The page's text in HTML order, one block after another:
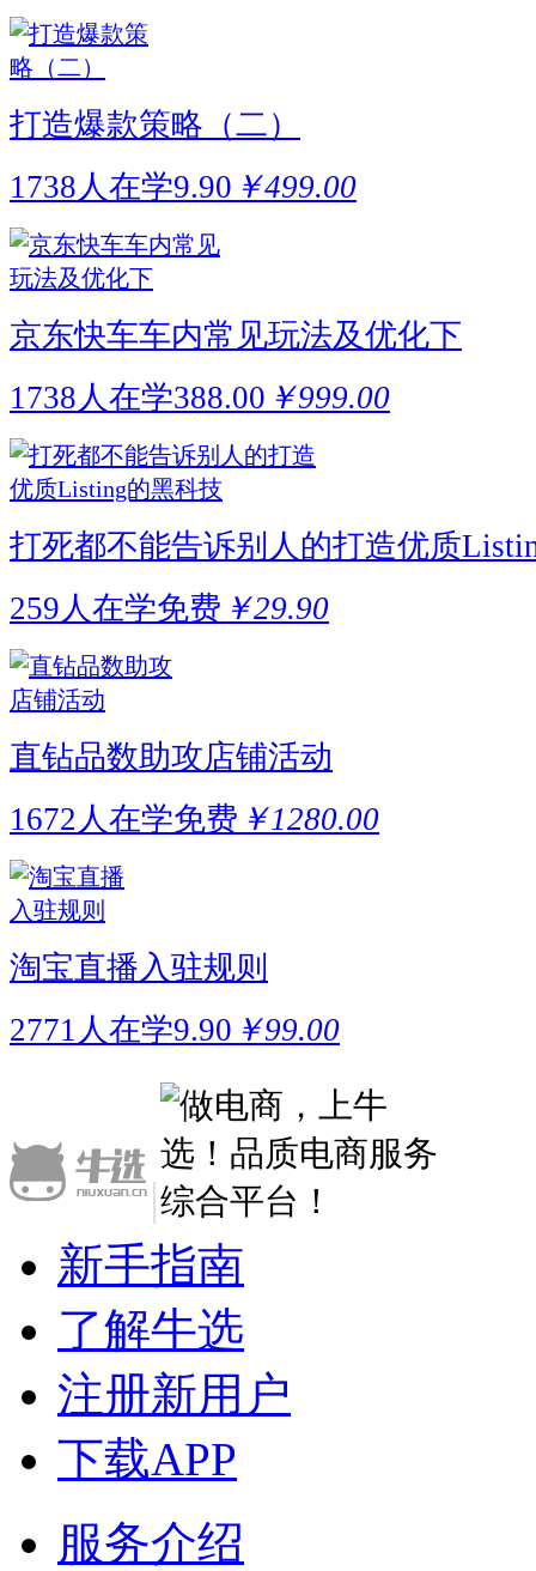
打造爆款策略（二）
1738人在学9.90 ￥499.00
京东快车车内常见玩法及优化下
1738人在学388.00 ￥999.00
打死都不能告诉别人的打造优质
259人在学免费 ￥29.90
直钻品数助攻店铺活动
1672人在学免费 ￥1280.00
淘宝直播入驻规则
2771人在学9.90 ￥99.00
|
新手指南
了解牛选
注册新用户
下载APP
服务介绍